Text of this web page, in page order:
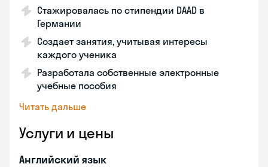
Стажировалась по стипендии DAAD в
Германии
Создает занятия, учитывая интересы
каждого ученика
Разработала собственные электронные
учебные пособия
Читать дальше
Услуги и цены
Английский язык